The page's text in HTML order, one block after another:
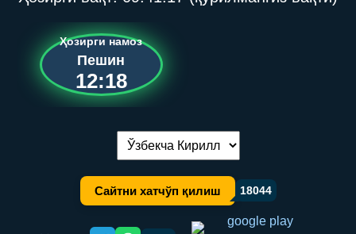
Ҳозирги намоз
Пешин
12:18
Тилни алмаштириш:
Сайтни хатчўп қилиш 18044